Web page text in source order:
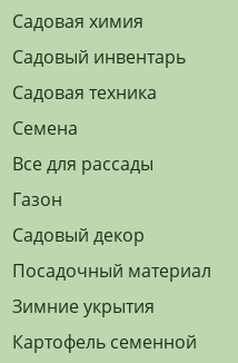
Садовая химия
Садовый инвентарь
Садовая техника
Семена
Все для рассады
Газон
Садовый декор
Посадочный материал
Зимние укрытия
Картофель семенной